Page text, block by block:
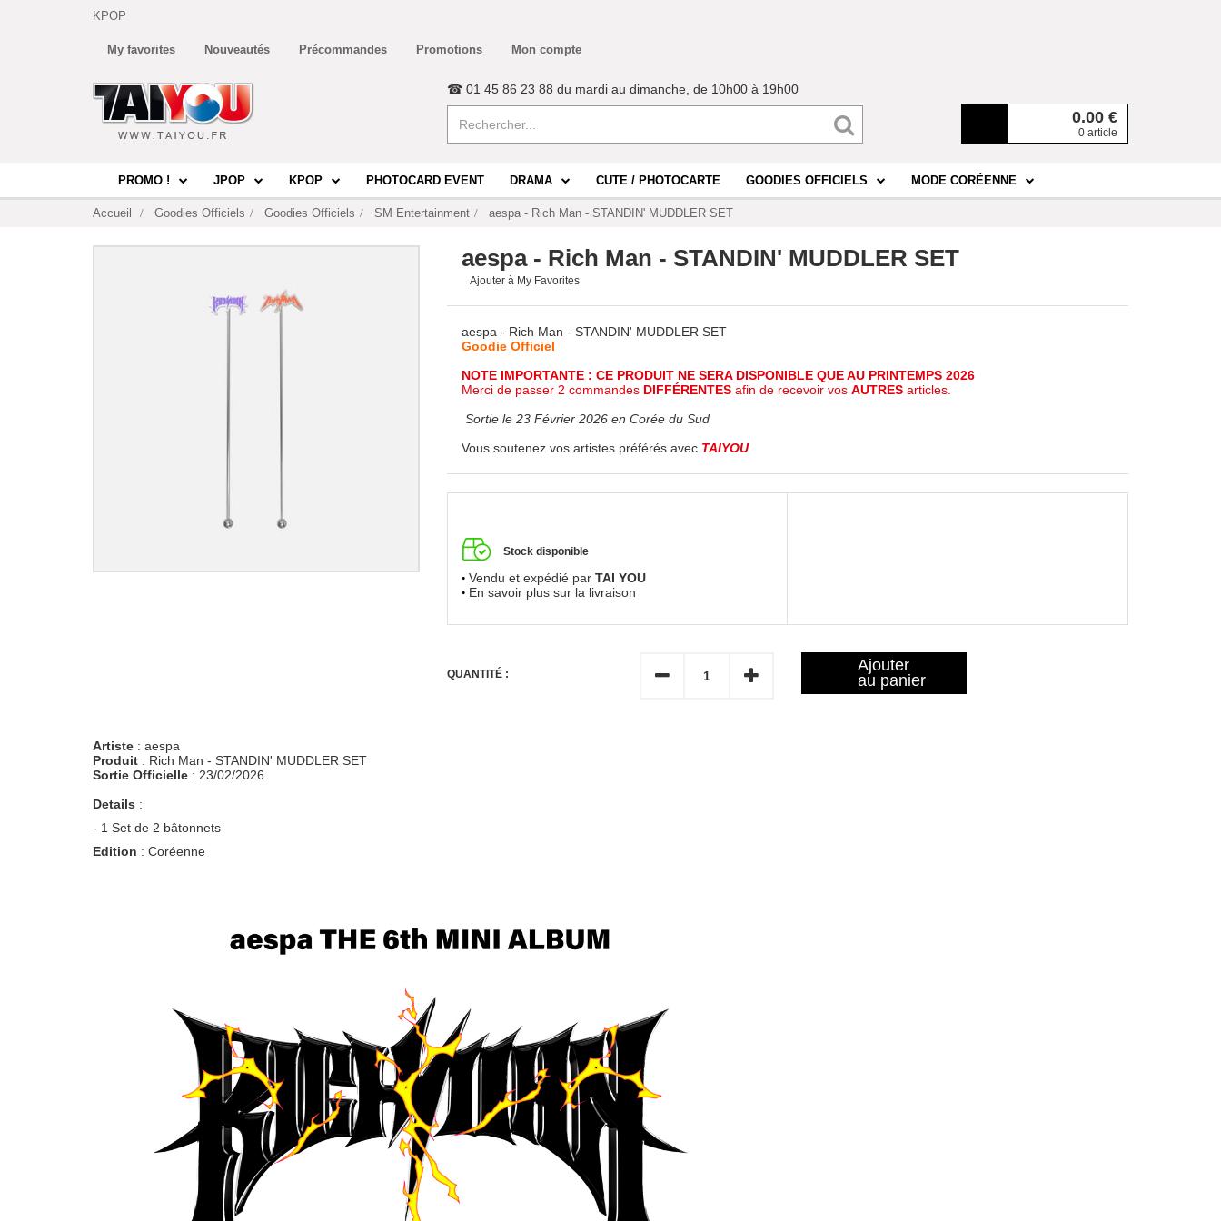
KPOP
My favorites Nouveautés Précommandes Promotions Mon compte
0.00 €
0 article
☎ 01 45 86 23 88 du mardi au dimanche, de 10h00 à 19h00
PROMO ! JPOP KPOP PHOTOCARD EVENT DRAMA CUTE / PHOTOCARTE GOODIES OFFICIELS MODE CORÉENNE
Accueil Goodies Officiels Goodies Officiels SM Entertainment aespa - Rich Man - STANDIN' MUDDLER SET
aespa - Rich Man - STANDIN' MUDDLER SET
Ajouter à My Favorites
aespa - Rich Man - STANDIN' MUDDLER SET
Goodie Officiel
NOTE IMPORTANTE : CE PRODUIT NE SERA DISPONIBLE QUE AU PRINTEMPS 2026
Merci de passer 2 commandes DIFFÉRENTES afin de recevoir vos AUTRES articles.
Sortie le 23 Février 2026 en Corée du Sud
Vous soutenez vos artistes préférés avec TAIYOU
Stock disponible
Vendu et expédié par TAI YOU
En savoir plus sur la livraison
QUANTITÉ :
Ajouter
au panier
Artiste : aespa
Produit : Rich Man - STANDIN' MUDDLER SET
Sortie Officielle : 23/02/2026
Details :
- 1 Set de 2 bâtonnets
Edition : Coréenne